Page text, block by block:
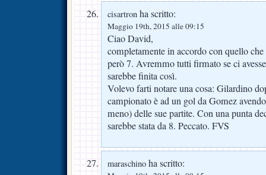
cisartron ha scritto:
Maggio 19th, 2015 alle 09:15
Ciao David,
completamente in accordo con quello
però 7. Avremmo tutti firmato se ci
sarebbe finita così.
Volevo farti notare una cosa: Gilardino
campionato è ad un gol da Gomez
meno) delle sue partite. Con una punta
sarebbe stata da 8. Peccato. FVS
maraschino ha scritto: